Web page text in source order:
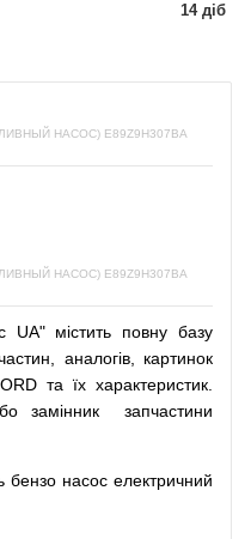
14 діб
НАСОС) E89Z9H307BA
НАСОС) E89Z9H307BA
UA" містить повну базу
аналогів,
картинок
та їх характеристик.
замінникзапчастини
бензо насос електричний